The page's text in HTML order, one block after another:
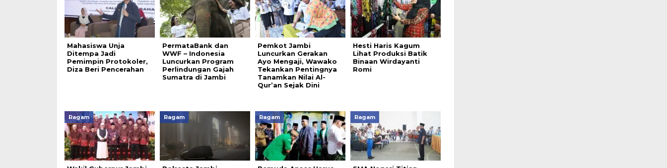
Mahasiswa Unja
Ditempa Jadi
Pemimpin Protokoler,
Diza Beri Pencerahan
PermataBank dan
WWF – Indonesia
Luncurkan Program
Perlindungan Gajah
Sumatra di Jambi
Pemkot Jambi
Luncurkan Gerakan
Ayo Mengaji, Wawako
Tekankan Pentingnya
Tanamkan Nilai Al-
Qur’an Sejak Dini
Hesti Haris Kagum
Lihat Produksi Batik
Binaan Wirdayanti
Romi
Ragam Ragam Ragam Ragam